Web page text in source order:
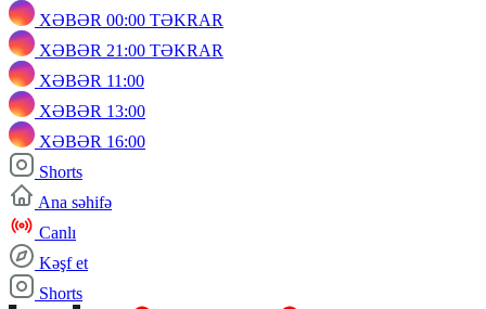
XƏBƏR 00:00 TƏKRAR
XƏBƏR 21:00 TƏKRAR
XƏBƏR 11:00
XƏBƏR 13:00
XƏBƏR 16:00
Shorts
Ana səhifə
Canlı
Kəşf et
Shorts